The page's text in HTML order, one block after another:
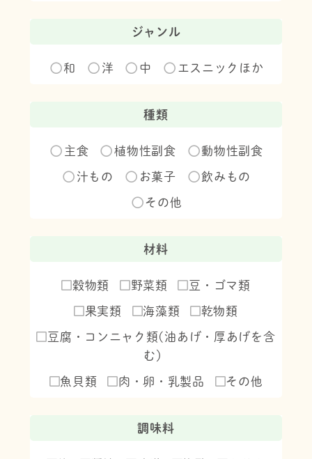
ジャンル
和 洋 中 エスニックほか
種類
主食 植物性副食 動物性副食
汁もの お菓子 飲みもの
その他
材料
穀物類 野菜類 豆・ゴマ類
果実類 海藻類 乾物類
豆腐・コンニャク類(油あげ・厚あげを含
む）
魚貝類 肉・卵・乳製品 その他
調味料